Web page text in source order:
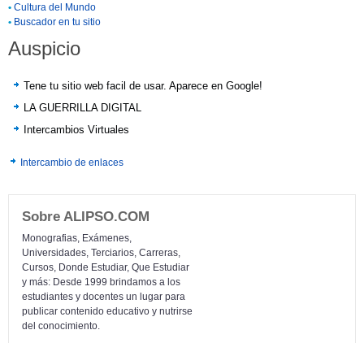
• Cultura del Mundo
• Buscador en tu sitio
Auspicio
Tene tu sitio web facil de usar. Aparece en Google!
LA GUERRILLA DIGITAL
Intercambios Virtuales
Intercambio de enlaces
Sobre ALIPSO.COM
Monografias, Exámenes,
Universidades, Terciarios, Carreras,
Cursos, Donde Estudiar, Que Estudiar
y más: Desde 1999 brindamos a los
estudiantes y docentes un lugar para
publicar contenido educativo y nutrirse
del conocimiento.